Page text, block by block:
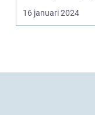
resedestination för
privatperso...
16 januari 2024